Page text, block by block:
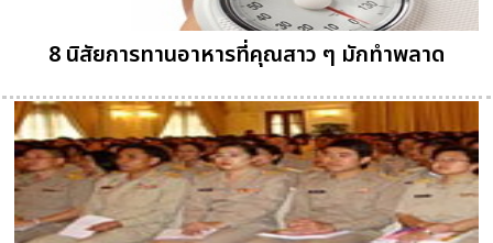
8 นิสัยการทานอาหารที่คุณสาว ๆ มักทำพลาด